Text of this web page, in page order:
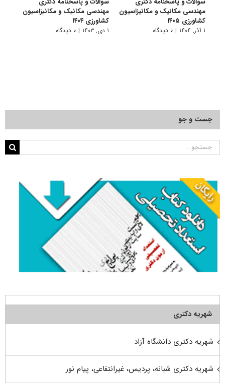
مهندسی مکانیک و مکانیزاسیون
کشاورزی ۱۴۰۵
۱ آذر, ۱۴۰۴ | ۰ دیدگاه
مهندسی مکانیک و مکانیزاسیون
کشاورزی ۱۴۰۴
۱ دی, ۱۴۰۳ | ۰ دیدگاه
جست و جو
جستجو
شهریه دکتری
شهریه دکتری دانشگاه آزاد
شهریه دکتری شبانه، پردیس، غیرانتفاعی، پیام نور